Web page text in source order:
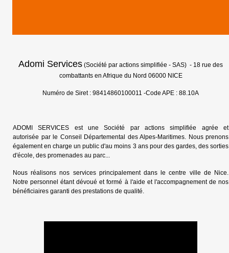
Adomi Services (Société par actions simplifiée - SAS) - 18 rue des
combattants en Afrique du Nord 06000 NICE
Numéro de Siret : 98414860100011 -Code APE : 88.10A
ADOMI SERVICES est une Société par actions simplifiée agrée et
autorisée par le Conseil Départemental des Alpes-Maritimes. Nous prenons
également en charge un public d'au moins 3 ans pour des gardes, des sorties
d'école, des promenades au parc...
Nous réalisons nos services principalement dans le centre ville de Nice.
Notre personnel étant dévoué et formé à l'aide et l'accompagnement de nos
bénéficiaires garanti des prestations de qualité.